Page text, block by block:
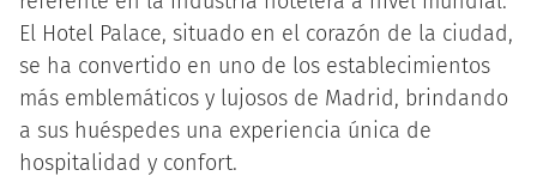
El Hotel Palace, situado en el corazón de la ciudad,
se ha convertido en uno de los establecimientos
más emblemáticos y lujosos de Madrid, brindando
a sus huéspedes una experiencia única de
hospitalidad y confort.